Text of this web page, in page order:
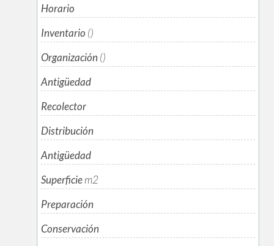
Horario
Inventario ()
Organización ()
Antigüedad
Recolector
Distribución
Antigüedad
Superficiem2
Preparación
Conservación